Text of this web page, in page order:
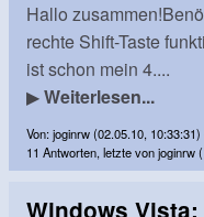
Hallo
rechte Shift-Taste
ist schon mein 4....
▶Weiterlesen...
Von: joginrw (02.05.10,
11 Antworten, letzte von joginrw
Windows